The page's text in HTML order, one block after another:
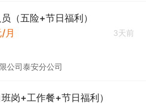
（五险+节日福利）
月
3天前
公司泰安分公司
岗+工作餐+节日福利）